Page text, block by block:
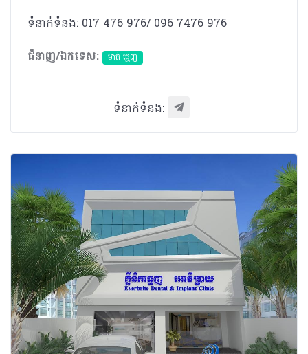
ទំនាក់ទំនង: 017 476 976/ 096 7476 976
ជំនាញ/ឯកទេស:
មាត់ ធ្មេញ
ទំនាក់ទំនង: